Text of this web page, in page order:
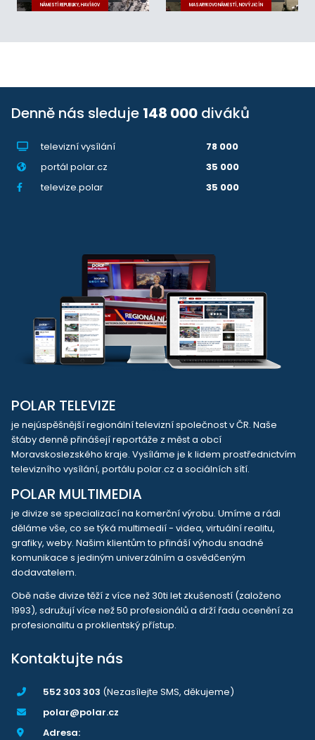
NÁMĚSTÍ REPUBLIKY, HAVÍŘOV MASARYKOVO NÁMĚSTÍ, NOVÝ JIČÍN
Denně nás sleduje 148 000 diváků
televizní vysílání
78 000
portál polar.cz
35 000
televize.polar
35 000
POLAR TELEVIZE
je nejúspěšnější regionální televizní společnost v ČR. Naše
štáby denně přinášejí reportáže z měst a obcí
Moravskoslezského kraje. Vysíláme je k lidem prostřednictvím
televizního vysílání, portálu polar.cz a sociálních sítí.
POLAR MULTIMEDIA
je divize se specializací na komerční výrobu. Umíme a rádi
děláme vše, co se týká multimedií - videa, virtuální realitu,
grafiky, weby. Našim klientům to přináší výhodu snadné
komunikace s jediným univerzálním a osvědčeným
dodavatelem.
Obě naše divize těží z více než 30ti let zkušeností (založeno
1993), sdružují více než 50 profesionálů a drží řadu ocenění za
profesionalitu a proklientský přístup.
Kontaktujte nás
552 303 303 (Nezasílejte SMS, děkujeme)
polar@polar.cz
Adresa: